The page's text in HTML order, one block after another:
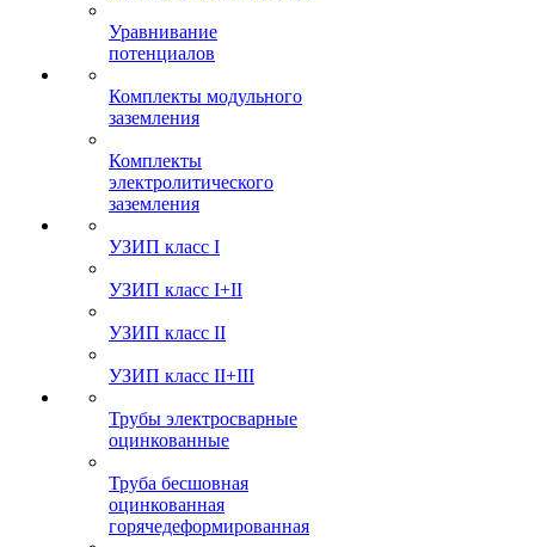
Уравнивание
потенциалов
Комплекты модульного
заземления
Комплекты
электролитического
заземления
УЗИП класс I
УЗИП класс I+II
УЗИП класс II
УЗИП класс II+III
Трубы электросварные
оцинкованные
Труба бесшовная
оцинкованная
горячедеформированная